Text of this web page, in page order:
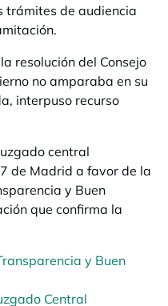
trámites de audiencia
resolución del Consejo
no amparaba en su
interpuso recurso
central
de Madrid a favor de la
y Buen
que confirma la
y Buen
Central